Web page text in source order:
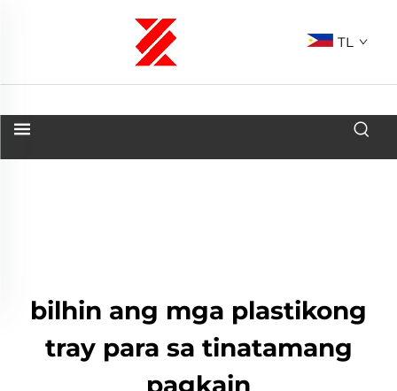
TL
bilhin ang mga plastikong
tray para sa tinatamang
pagkain